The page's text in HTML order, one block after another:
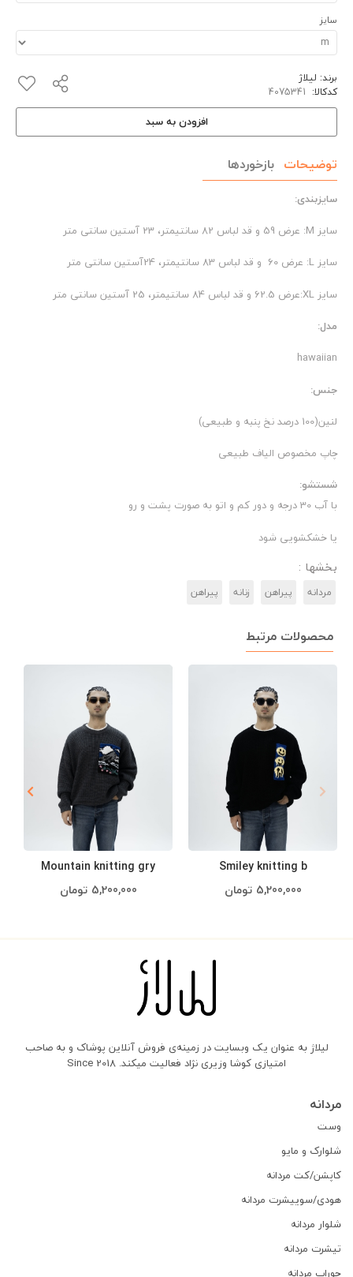
سایز
برند: لیلاژ
کدکالا:
افزودن به سبد
توضیحات بازخوردها
سایزبندی:
سایز M: عرض 59 و قد لباس 82 سانتیمتر، 23 آستین سانتی متر
سایز L: عرض 60 و قد لباس 83 سانتیمتر، 24آستین سانتی متر
سایز XL:عرض 62.5 و قد لباس 84 سانتیمتر، 25 آستین سانتی متر
مدل:
hawaiian
جنس:
لنین(100 درصد نخ پنبه و طبیعی)
چاپ مخصوص الیاف طبیعی
شستشو:
با آب 30 درجه و دور کم و اتو به صورت پشت و رو
یا خشکشویی شود
بخشها :
مردانه پیراهن زنانه پیراهن
محصولات مرتبط
Smiley knitting b
5,200,000 تومان
Mountain knitting gry
5,200,000 تومان
لیلاژ به عنوان یک وبسایت در زمینه‌ی فروش آنلاین پوشاک و به صاحب
امتیازی کوشا وزیری نژاد فعالیت میکند. Since 2018
مردانه
وست
شلوارک و مایو
کاپشن/کت مردانه
هودی/سوییشرت مردانه
شلوار مردانه
تیشرت مردانه
جوراب مردانه